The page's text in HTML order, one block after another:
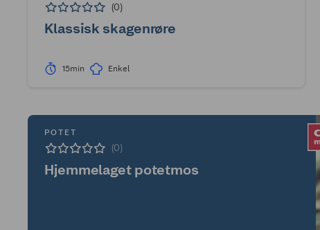
(0)
Klassisk skagenrøre
15min Enkel
POTET
(0)
Hjemmelaget potetmos